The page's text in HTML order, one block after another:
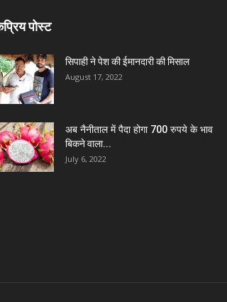
पोस्ट
सिपाही ने पेश की ईमानदारी की मिसाल
August 17, 2022
अब नैनीताल में पैदा होगा 700 रुपये के भाव
बिकने वाला...
July 6, 2022